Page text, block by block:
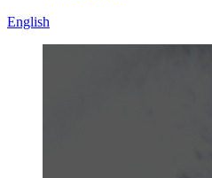
English